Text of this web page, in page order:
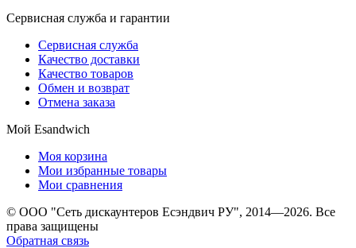
Сервисная служба и гарантии
Сервисная служба
Качество доставки
Качество товаров
Обмен и возврат
Отмена заказа
Мой Esandwich
Моя корзина
Мои избранные товары
Мои сравнения
© ООО "Сеть дискаунтеров Есэндвич РУ", 2014—2026. Все
права защищены
Обратная связь